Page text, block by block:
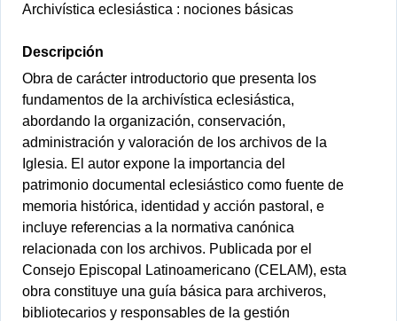
Archivística eclesiástica : nociones básicas
Descripción
Obra de carácter introductorio que presenta los
fundamentos de la archivística eclesiástica,
abordando la organización, conservación,
administración y valoración de los archivos de la
Iglesia. El autor expone la importancia del
patrimonio documental eclesiástico como fuente de
memoria histórica, identidad y acción pastoral, e
incluye referencias a la normativa canónica
relacionada con los archivos. Publicada por el
Consejo Episcopal Latinoamericano (CELAM), esta
obra constituye una guía básica para archiveros,
bibliotecarios y responsables de la gestión